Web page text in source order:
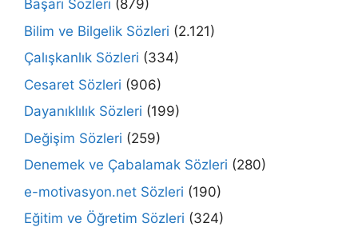
Başarı Sözleri (879)
Bilim ve Bilgelik Sözleri (2.121)
Çalışkanlık Sözleri (334)
Cesaret Sözleri (906)
Dayanıklılık Sözleri (199)
Değişim Sözleri (259)
Denemek ve Çabalamak Sözleri (280)
e-motivasyon.net Sözleri (190)
Eğitim ve Öğretim Sözleri (324)